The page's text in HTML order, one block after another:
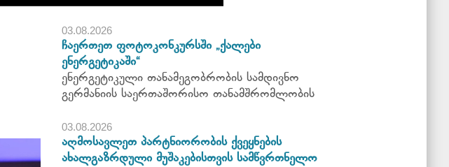
03.08.2026
ჩაერთეთ ფოტოკონკურსში „ქალები
ენერგეტიკაში“
ენერგეტიკული თანამეგობრობის სამდივნო
გერმანიის საერთაშორისო თანამშრომლობის
03.08.2026
აღმოსავლეთ პარტნიორობის ქვეყნების
ახალგაზრდული მუშაკებისთვის სამწვრთნელო